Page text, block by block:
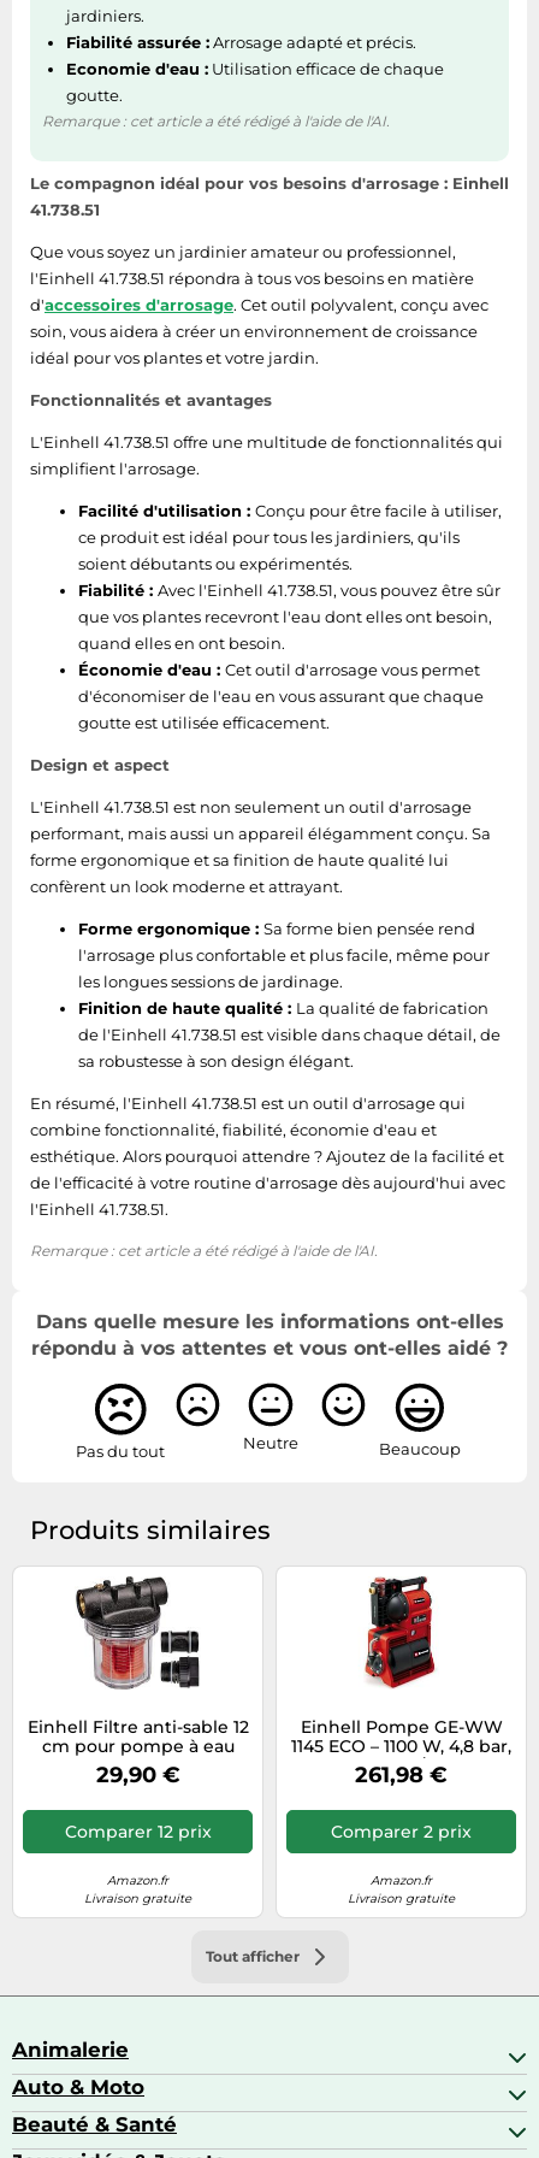
jardiniers.
Fiabilité assurée :Arrosage adapté et précis.
Economie d'eau : Utilisation efficace de chaque
goutte.
Remarque : cet article a été rédigé à l'aide de l'AI.
Le compagnon idéal pour vos besoins d'arrosage : Einhell
41.738.51
Que vous soyez un jardinier amateur ou professionnel,
l'Einhell 41.738.51 répondra à tous vos besoins en matière
d'accessoires d'arrosage. Cet outil polyvalent, conçu avec
soin, vous aidera à créer un environnement de croissance
idéal pour vos plantes et votre jardin.
Fonctionnalités et avantages
L'Einhell 41.738.51 offre une multitude de fonctionnalités qui
simplifient l'arrosage.
Facilité d'utilisation : Conçu pour être facile à utiliser,
ce produit est idéal pour tous les jardiniers, qu'ils
soient débutants ou expérimentés.
Fiabilité : Avec l'Einhell 41.738.51, vous pouvez être sûr
que vos plantes recevront l'eau dont elles ont besoin,
quand elles en ont besoin.
Économie d'eau : Cet outil d'arrosage vous permet
d'économiser de l'eau en vous assurant que chaque
goutte est utilisée efficacement.
Design et aspect
L'Einhell 41.738.51 est non seulement un outil d'arrosage
performant, mais aussi un appareil élégamment conçu. Sa
forme ergonomique et sa finition de haute qualité lui
confèrent un look moderne et attrayant.
Forme ergonomique : Sa forme bien pensée rend
l'arrosage plus confortable et plus facile, même pour
les longues sessions de jardinage.
Finition de haute qualité : La qualité de fabrication
de l'Einhell 41.738.51 est visible dans chaque détail, de
sa robustesse à son design élégant.
En résumé, l'Einhell 41.738.51 est un outil d'arrosage qui
combine fonctionnalité, fiabilité, économie d'eau et
esthétique. Alors pourquoi attendre ? Ajoutez de la facilité et
de l'efficacité à votre routine d'arrosage dès aujourd'hui avec
l'Einhell 41.738.51.
Remarque : cet article a été rédigé à l'aide de l'AI.
Dans quelle mesure les informations ont-elles
répondu à vos attentes et vous ont-elles aidé ?
Pas du tout Neutre Beaucoup
Produits similaires
Einhell Filtre anti-sable 12
cm pour pompe à eau
avec cartouche
29,90 €
Comparer 12 prix
Amazon.fr
Livraison gratuite
Einhell Pompe GE-WW
1145 ECO – 1100 W, 4,8 bar,
4500 l/h
261,98 €
Comparer 2 prix
Amazon.fr
Livraison gratuite
Tout afficher
Animalerie
Abris pour animaux sauvages
Aquariophilie
Colliers GPS
Auto & Moto
Accessoires auto
Beauté & Santé